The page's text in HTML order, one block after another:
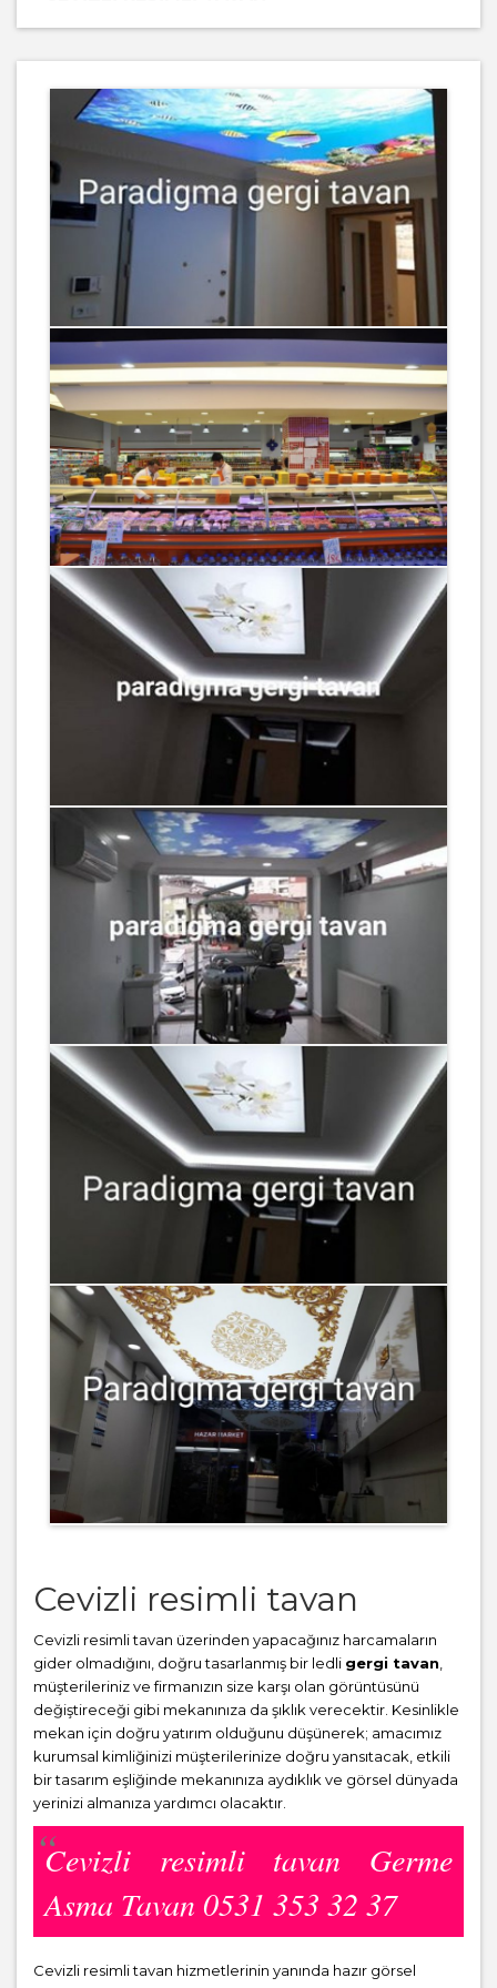
Cevizli resimli tavan
Cevizli resimli tavan üzerinden yapacağınız harcamaların
gider olmadığını, doğru tasarlanmış bir ledli gergi tavan
müşterileriniz ve firmanızın size karşı olan görüntüsünü
değiştireceği gibi mekanınıza da şıklık verecektir. Kesinlikle
mekan için doğru yatırım olduğunu düşünerek; amacımız
kurumsal kimliğinizi müşterilerinize doğru yansıtacak, etkili
bir tasarım eşliğinde mekanınıza aydıklık ve görsel dünyada
yerinizi almanıza yardımcı olacaktır.
Cevizli resimli tavan Germe
Asma Tavan 0531 353 32 37
Cevizli resimli tavan hizmetlerinin yanında hazır görsel